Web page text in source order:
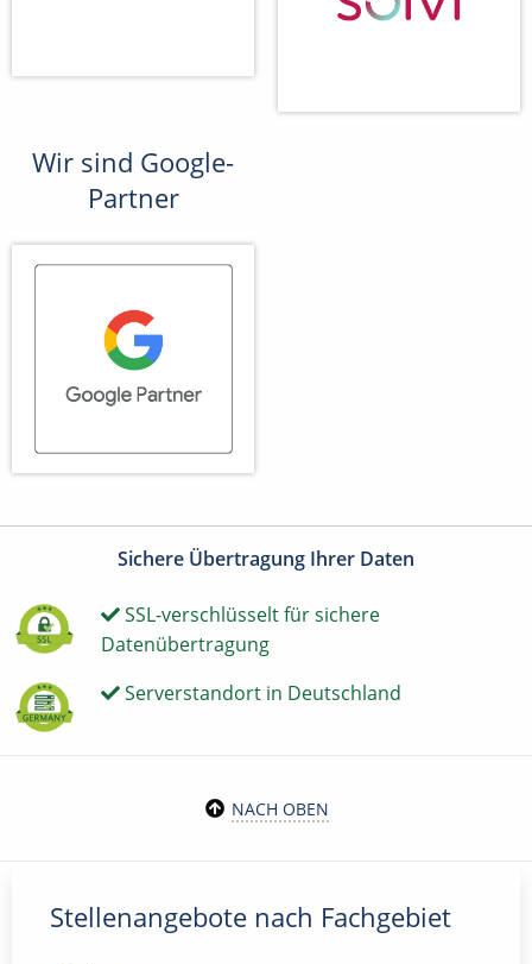
Wir sind Google-
Partner
Sichere Übertragung Ihrer Daten
SSL-verschlüsselt für sichere
Datenübertragung
Serverstandort in Deutschland
NACH OBEN
Stellenangebote nach Fachgebiet